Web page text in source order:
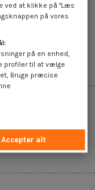
ved at klikke på "Læs
på vores
på en enhed,
profiler til at vælge
Bruge præcise
Accepter alt